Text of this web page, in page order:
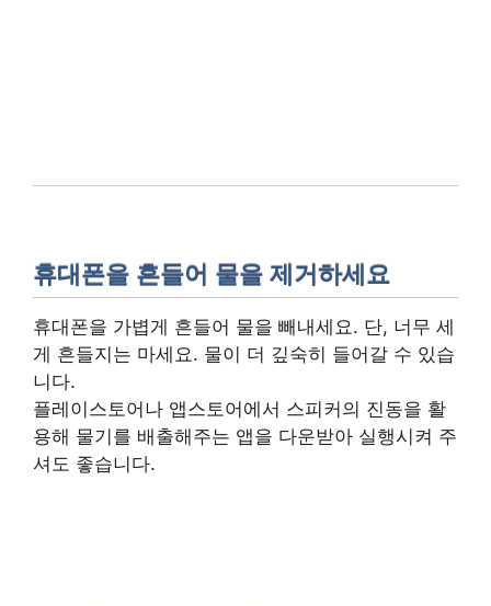
휴대폰을 흔들어 물을 제거하세요
휴대폰을 가볍게 흔들어 물을 빼내세요. 단, 너무 세
게 흔들지는 마세요. 물이 더 깊숙히 들어갈 수 있습
니다.
플레이스토어나 앱스토어에서 스피커의 진동을 활
용해 물기를 배출해주는 앱을 다운받아 실행시켜 주
셔도 좋습니다.